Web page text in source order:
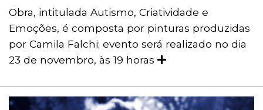
Obra, intitulada Autismo, Criatividade e
Emoções, é composta por pinturas produzidas
por Camila Falchi; evento será realizado no dia
23 de novembro, às 19 horas